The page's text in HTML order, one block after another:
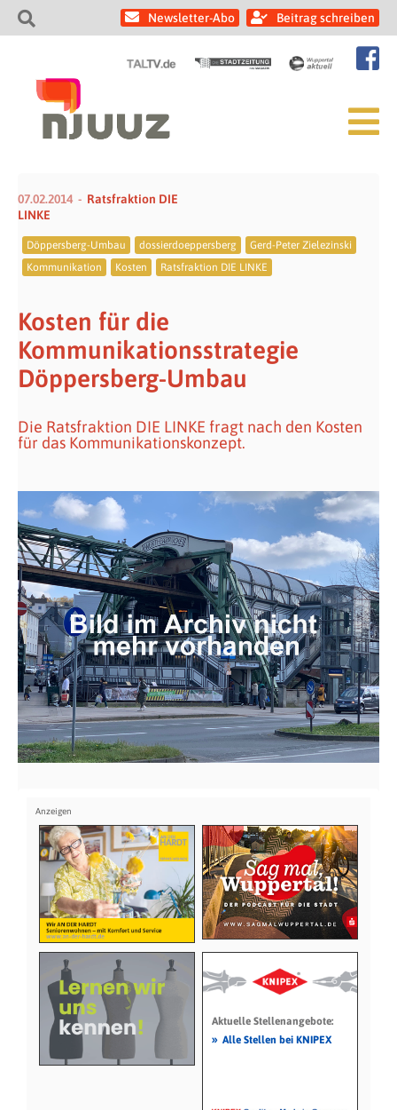
Newsletter-Abo Beitrag schreiben
07.02.2014
Ratsfraktion DIE
LINKE
Döppersberg-Umbau dossierdoeppersberg
Gerd-Peter Zielezinski
Kommunikation
Kosten Ratsfraktion DIE LINKE
Kosten für die
Kommunikationsstrategie
Döppersberg-Umbau
Die Ratsfraktion DIE LINKE fragt nach den Kosten
für das Kommunikationskonzept.
Aktuelle Stellenangebote:
» Alle Stellen bei KNIPEX